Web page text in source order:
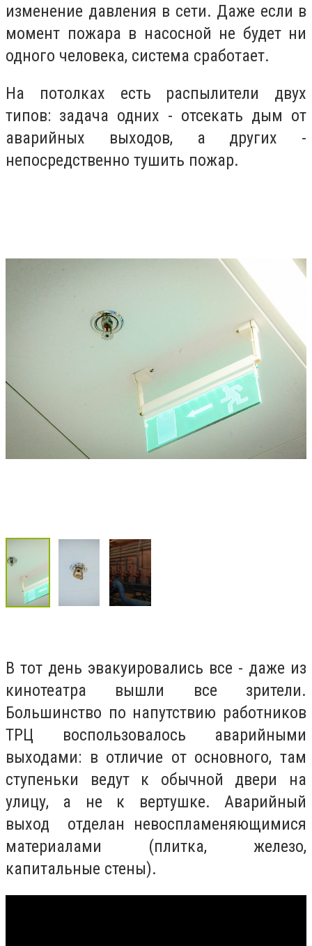
изменение давления в сети. Даже если в
момент пожара в насосной не будет ни
одного человека, система сработает.
На потолках есть распылители двух
типов: задача одних - отсекать дым от
аварийных выходов, а других -
непосредственно тушить пожар.
В тот день эвакуировались все - даже из
кинотеатра вышли все зрители.
Большинство по напутствию работников
ТРЦ воспользовалось аварийными
выходами: в отличие от основного, там
ступеньки ведут к обычной двери на
улицу, а не к вертушке. Аварийный
выход отделан невоспламеняющимися
материалами (плитка, железо,
капитальные стены).